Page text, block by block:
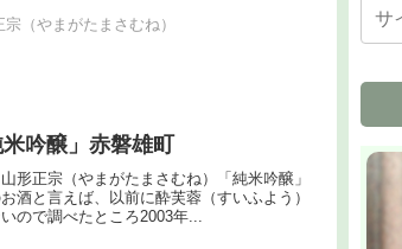
宗（やまがたまさむね）
吟醸」赤磐雄町
形正宗（やまがたまさむね）「純米吟醸」
と言えば、以前に酔芙蓉（すいふよう）
ので調べたところ2003年...